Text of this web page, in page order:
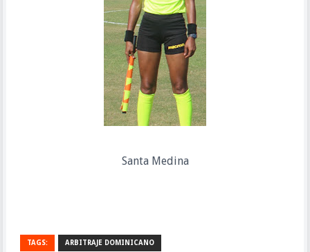
Santa Medina
TAGS: ARBITRAJE DOMINICANO